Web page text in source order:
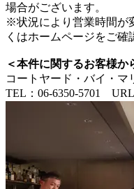
場合がございます。
※状況により営業時間が
くはホームページをご確
＜本件に関するお客様か
コートヤード・バイ・マ
TEL：06-6350-5701 URL